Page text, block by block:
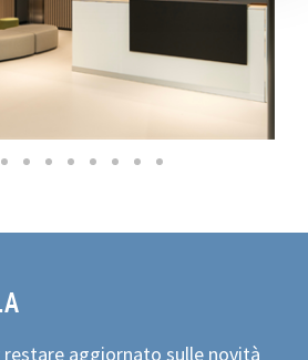
restare aggiornato sulle novità